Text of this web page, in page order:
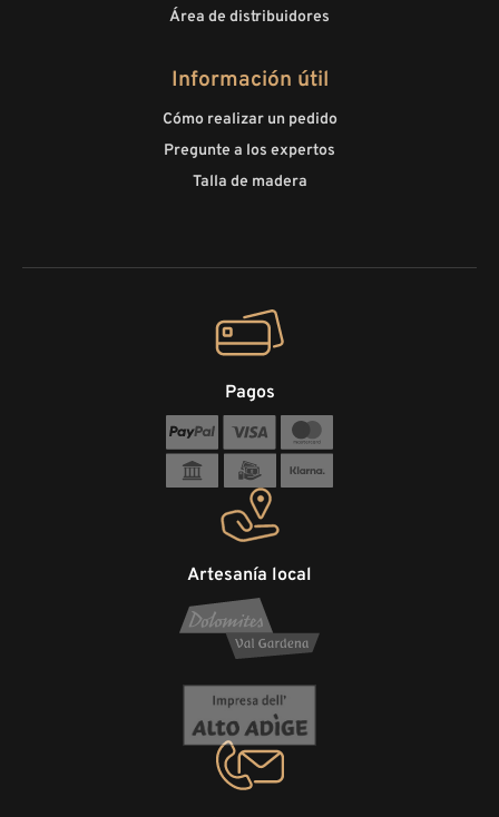
Área de distribuidores
Información útil
Cómo realizar un pedido
Pregunte a los expertos
Talla de madera
Artesanía local
Pagos